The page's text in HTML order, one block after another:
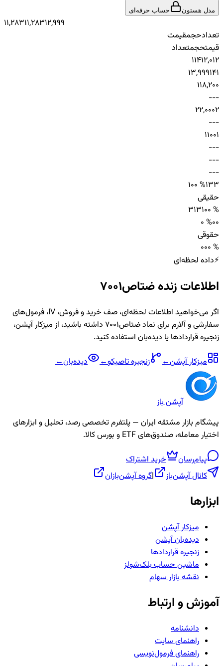
مدل هستون حساب حرفه‌ای
11,28311,28312,999
تعدادحجمقیمت
قیمتحجمتعداد
11412,012
13,999141
118,200
-
-
-
22,0002
-
-
-
11001
-
-
-
-
-
-
-
-
-
3
13
100 %
حقیقی
100 %
13
3
0
0
0 %
حقوقی
0 %
0
0
⚡داده لحظه‌ای
اطلاعات زندهضتاص7001
اگر می‌خواهید اطلاعات لحظه‌ای، صف خرید و فروش، IV، فرمول‌های
سفارشی و آلارم برای نمادضتاص7001
داشته باشید، از میزکار آپشن،
زنجیره قراردادها یا دیده‌بان استفاده کنید.
میزکار آپشن← زنجیرهتاصیکو← دیده‌بان←
آپشن باز
پیشگام بازار مشتقه ایران — پلتفرم تخصصی رصد، تحلیل و ابزارهای
اختیار معامله، صندوق‌های ETF و بورس کالا.
پیام‌رسان
خرید اشتراک
کانال آپشن‌باز
|گروه آپشن‌بازان
ابزارها
میزکار آپشن
دیده‌بان آپشن
زنجیره قراردادها
ماشین حساب بلک‌شولز
نقشه بازار سهام
آموزش و ارتباط
دانشنامه
راهنمای سایت
راهنمای فرمول‌نویسی